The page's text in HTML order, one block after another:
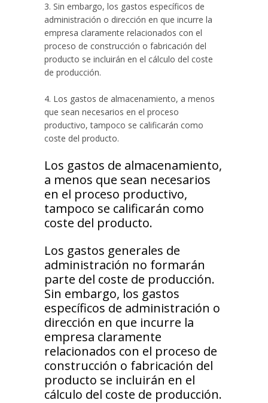
3. Sin embargo, los gastos específicos de
administración o dirección en que incurre la
empresa claramente relacionados con el
proceso de construcción o fabricación del
producto se incluirán en el cálculo del coste
de producción.
4. Los gastos de almacenamiento, a menos
que sean necesarios en el proceso
productivo, tampoco se calificarán como
coste del producto.
Los gastos de almacenamiento,
a menos que sean necesarios
en el proceso productivo,
tampoco se calificarán como
coste del producto.
Los gastos generales de
administración no formarán
parte del coste de producción.
Sin embargo, los gastos
específicos de administración o
dirección en que incurre la
empresa claramente
relacionados con el proceso de
construcción o fabricación del
producto se incluirán en el
cálculo del coste de producción.